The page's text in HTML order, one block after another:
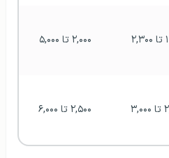
۲,۰۰۰ تا ۵,۰۰۰
۲,۵۰۰ تا ۶,۰۰۰